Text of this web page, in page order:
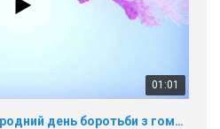
01:01
17 травня IDAHO. Міжнародний день боротьби з гомофобією трансфобією і біфобія.